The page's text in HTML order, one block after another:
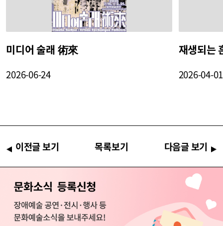
미디어 술래 術來
2026-06-24
재생되
2026-04-01
이전글 보기 목록보기 다음글 보기